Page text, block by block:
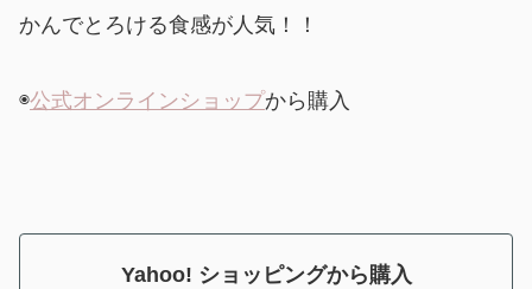
かんでとろける食感が人気！！
◉公式オンラインショップから購入
Yahoo! ショッピングから購入